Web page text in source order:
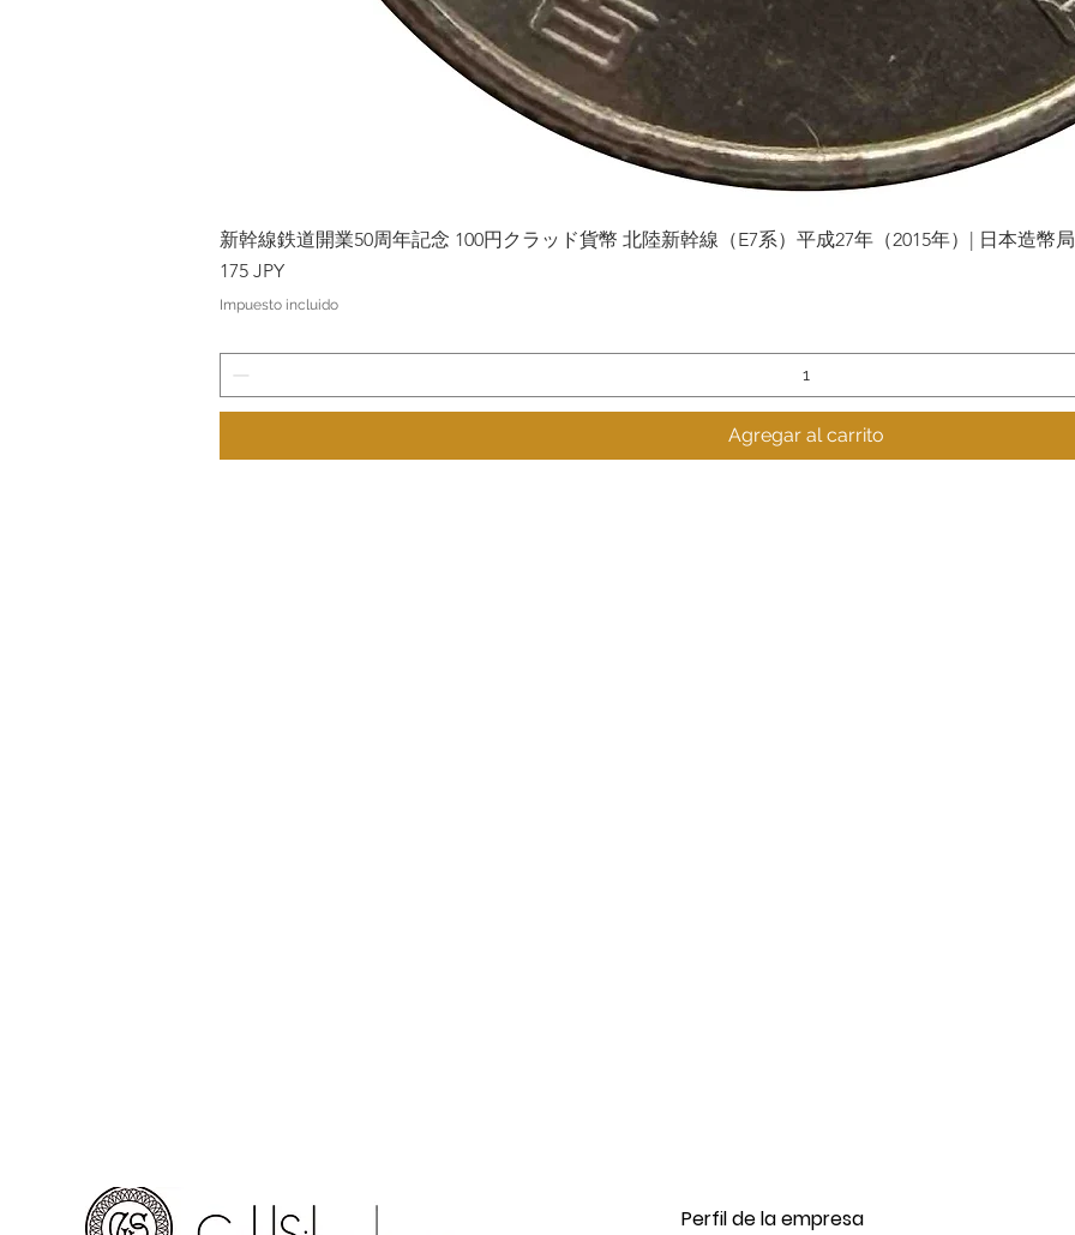
Vista rápida
新幹線鉄道開業50周年記念 100円クラッド貨幣 北陸新幹線（E7系）平成27年（2015年）| 日本造幣
Precio
175 JPY
Impuesto incluido
Agregar al carrito
Perfil de la empresa